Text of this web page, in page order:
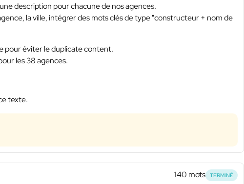
description pour chacune de nos agences.
la ville, intégrer des mots clés de type "constructeur + nom de
pour éviter le duplicate content.
les 38 agences.
texte.
140 mots TERMINÉ